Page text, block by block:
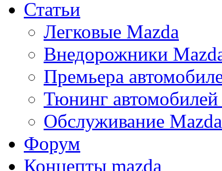
Статьи
Легковые Mazda
Внедорожники
Премьера
Тюнинг
Обслуживание Mazda
Форум
Концепты mazda